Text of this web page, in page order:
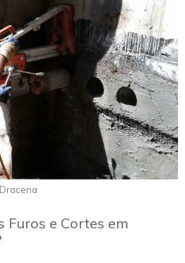
Furos e Cortes em